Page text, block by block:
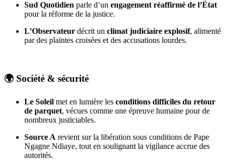
Sud Quotidien parle d’un engagement réaffirmé de l’État
pour la réforme de la justice.
L’Observateur décrit un climat judiciaire explosif, alimenté
par des plaintes croisées et des accusations lourdes.
🌍 Société & sécurité
Le Soleil met en lumière les conditions difficiles du retour
de parquet, vécues comme une épreuve humaine pour de
nombreux justiciables.
Source A revient sur la libération sous conditions de Pape
Ngagne Ndiaye, tout en soulignant la vigilance accrue des
autorités.